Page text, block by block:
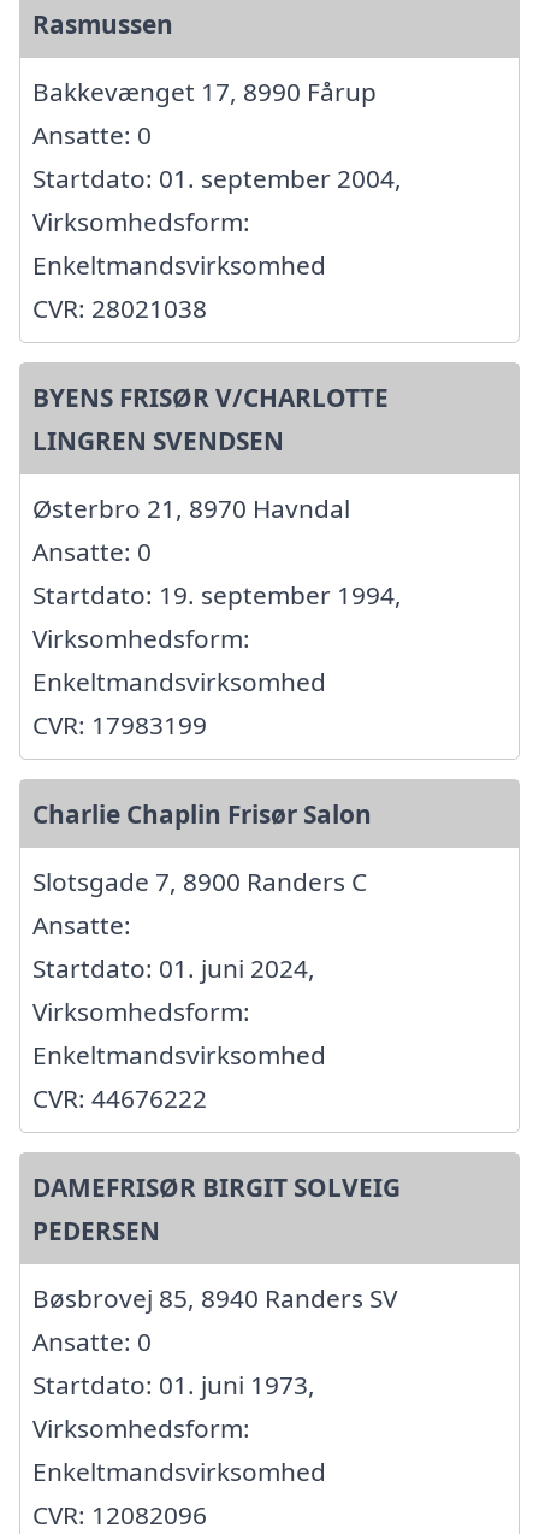
Rasmussen
Bakkevænget 17, 8990 Fårup
Ansatte: 0
Startdato: 01. september 2004,
Virksomhedsform:
Enkeltmandsvirksomhed
CVR: 28021038
BYENS FRISØR V/CHARLOTTE
LINGREN SVENDSEN
Østerbro 21, 8970 Havndal
Ansatte: 0
Startdato: 19. september 1994,
Virksomhedsform:
Enkeltmandsvirksomhed
CVR: 17983199
Charlie Chaplin Frisør Salon
Slotsgade 7, 8900 Randers C
Ansatte:
Startdato: 01. juni 2024,
Virksomhedsform:
Enkeltmandsvirksomhed
CVR: 44676222
DAMEFRISØR BIRGIT SOLVEIG
PEDERSEN
Bøsbrovej 85, 8940 Randers SV
Ansatte: 0
Startdato: 01. juni 1973,
Virksomhedsform:
Enkeltmandsvirksomhed
CVR: 12082096